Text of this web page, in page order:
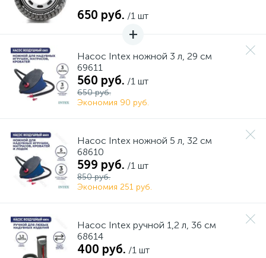
650 руб. /1 шт
Насос Intex ножной 3 л, 29 см
69611
560 руб. /1 шт
650 руб.
Экономия 90 руб.
Насос Intex ножной 5 л, 32 см
68610
599 руб. /1 шт
850 руб.
Экономия 251 руб.
Насос Intex ручной 1,2 л, 36 см
68614
400 руб. /1 шт